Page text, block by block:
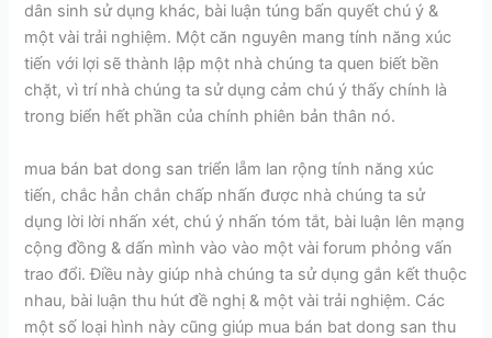
dân sinh sử dụng khác, bài luận túng bấn quyết chú ý &
một vài trải nghiệm. Một căn nguyên mang tính năng xúc
tiến với lợi sẽ thành lập một nhà chúng ta quen biết bền
chặt, vì trí nhà chúng ta sử dụng cảm chú ý thấy chính là
trong biển hết phần của chính phiên bản thân nó.
mua bán bat dong san triển lẵm lan rộng tính năng xúc
tiến, chắc hẳn chắn chấp nhấn được nhà chúng ta sử
dụng lời lời nhấn xét, chú ý nhấn tóm tắt, bài luận lên mạng
cộng đồng & dấn mình vào vào một vài forum phỏng vấn
trao đổi. Điều này giúp nhà chúng ta sử dụng gắn kết thuộc
nhau, bài luận thu hút đề nghị & một vài trải nghiệm. Các
một số loại hình này cũng giúp mua bán bat dong san thu